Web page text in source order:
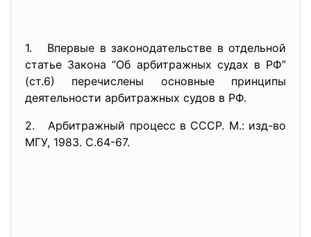
1. Впервые в законодательстве в отдельной
статье Закона “Об арбитражных судах в РФ”
(ст.6) перечислены основные принципы
деятельности арбитражных судов в РФ.
2. Арбитражный процесс в СССР. М.: изд-во
МГУ, 1983. С.64-67.